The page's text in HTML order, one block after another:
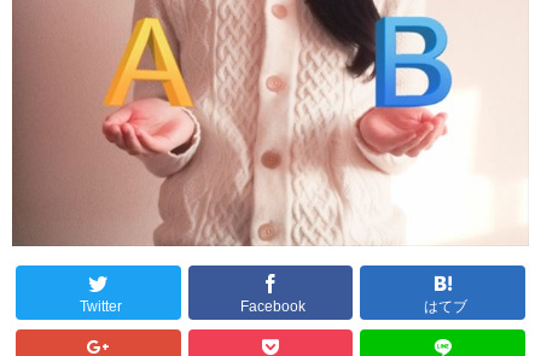
Twitter Facebook はてブ